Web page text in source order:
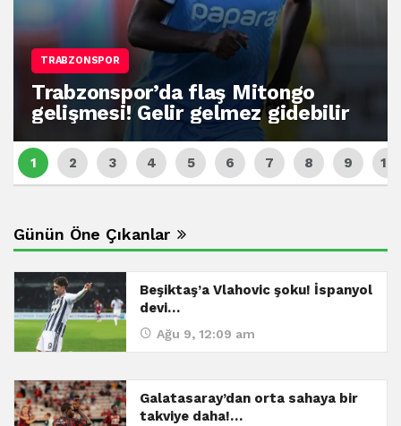
TRABZONSPOR
Trabzonspor’da flaş Mitongo
gelişmesi! Gelir gelmez gidebilir
Günün Öne Çıkanlar
Beşiktaş’a Vlahovic şoku! İspanyol
devi…
Ağu 9, 12:09 am
Galatasaray’dan orta sahaya bir
takviye daha!…